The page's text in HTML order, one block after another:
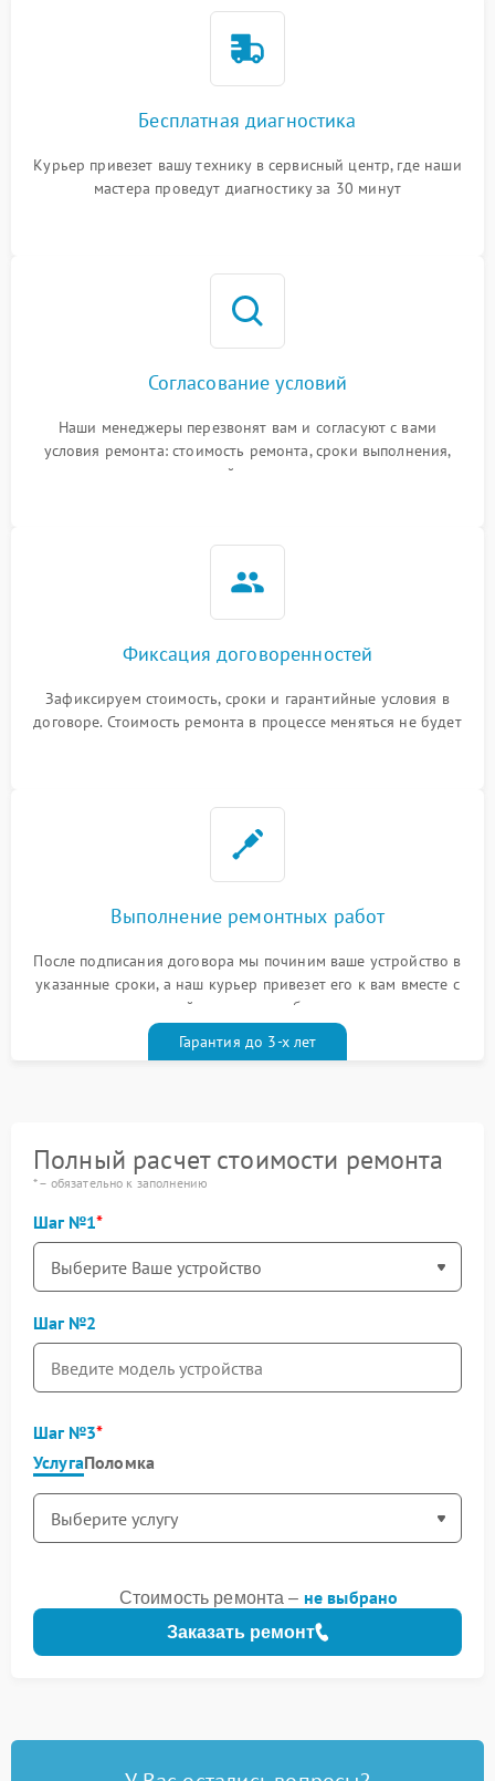
Бесплатная диагностика
Курьер привезет вашу технику в сервисный центр, где наши
мастера проведут диагностику за 30 минут
Согласование условий
Наши менеджеры перезвонят вам и согласуют с вами
условия ремонта: стоимость ремонта, сроки выполнения,
гарантийные условия
Фиксация договоренностей
Зафиксируем стоимость, сроки и гарантийные условия в
договоре. Стоимость ремонта в процессе меняться не будет
Выполнение ремонтных работ
После подписания договора мы починим ваше устройство в
указанные сроки, а наш курьер привезет его к вам вместе с
гарантийным талоном бесплатно
Гарантия до 3-х лет
Полный расчет стоимости ремонта
* – обязательно к заполнению
Шаг №1
Шаг №2
Шаг №3
УслугаПоломка
Заказать ремонт
Стоимость ремонта – не выбрано